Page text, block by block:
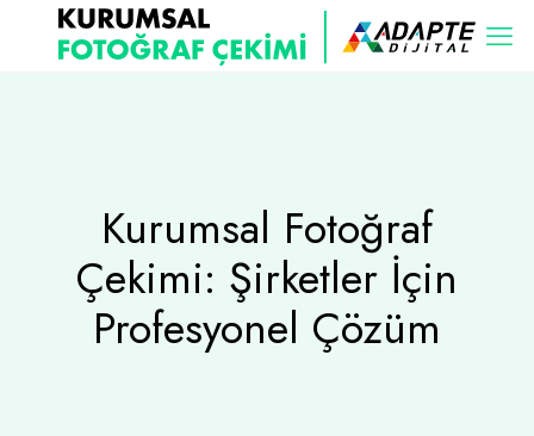
Kurumsal Fotoğraf
Çekimi: Şirketler İçin
Profesyonel Çözüm